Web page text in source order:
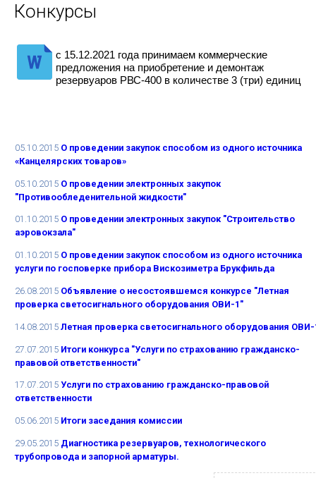
Конкурсы
с 15.12.2021 года принимаем коммерческие
предложения на приобретение и демонтаж
резервуаров РВС-400 в количестве 3 (три) единиц
05.10.2015 О проведении закупок способом из одного источника
«Канцелярских товаров»
05.10.2015 О проведении электронных закупок
"Противообледенительной жидкости"
01.10.2015 О проведении электронных закупок "Строительство
аэровокзала"
01.10.2015 О проведении закупок способом из одного источника
услуги по госповерке прибора Вискозиметра Брукфильда
26.08.2015 Объявление о несостоявшемся конкурсе "Летная
проверка светосигнального оборудования ОВИ-1"
14.08.2015 Летная проверка светосигнального оборудования ОВИ-
27.07.2015 Итоги конкурса "Услуги по страхованию гражданско-
правовой ответственности"
17.07.2015 Услуги по страхованию гражданско-правовой
ответственности
05.06.2015 Итоги заседания комиссии
29.05.2015 Диагностика резервуаров, технологического
трубопровода и запорной арматуры.